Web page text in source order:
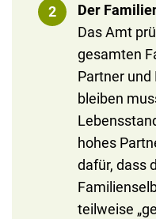
Der
Das Amt
gesamten
Partner und
bleiben
hohes
dafür, dass
teilweise